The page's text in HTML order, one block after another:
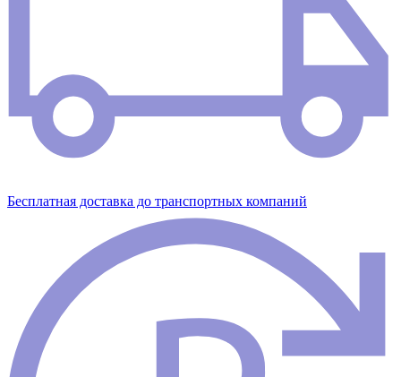
Бесплатная доставка до транспортных компаний